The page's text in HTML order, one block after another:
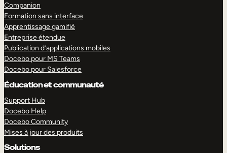
Companion
Formation sans interface
Apprentissage gamifié
Entreprise étendue
Publication d’applications mobiles
Docebo pour MS Teams
Docebo pour Salesforce
Éducation et communauté
Support Hub
Docebo Help
Docebo Community
Mises à jour des produits
Solutions